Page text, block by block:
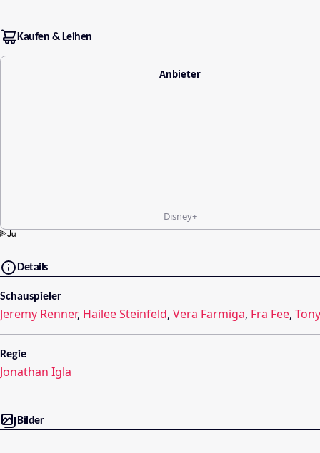
Kaufen & Leihen
Anbieter
Disney+
Details
Schauspieler
Jeremy Renner, Hailee Steinfeld, Vera Farmiga, Fra Fee,
Regie
Jonathan Igla
Bilder